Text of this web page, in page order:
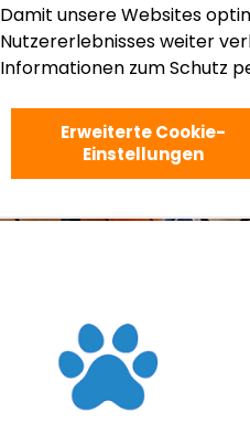
Damit unsere Websites
Nutzererlebnisses weiter
Informationen zum Schutz
Erweiterte Cookie-
Einstellungen